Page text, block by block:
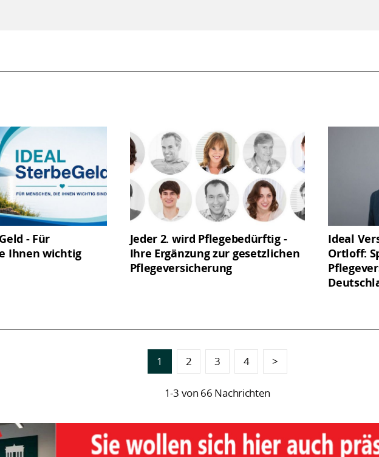
- Für
Ihnen wichtig
Jeder 2. wird Pflegebedürftig -
Ihre Ergänzung zur gesetzlichen
Pflegeversicherung
Ideal
Ortloff:
1 2 3 4 >
1-3 von 66 Nachrichten